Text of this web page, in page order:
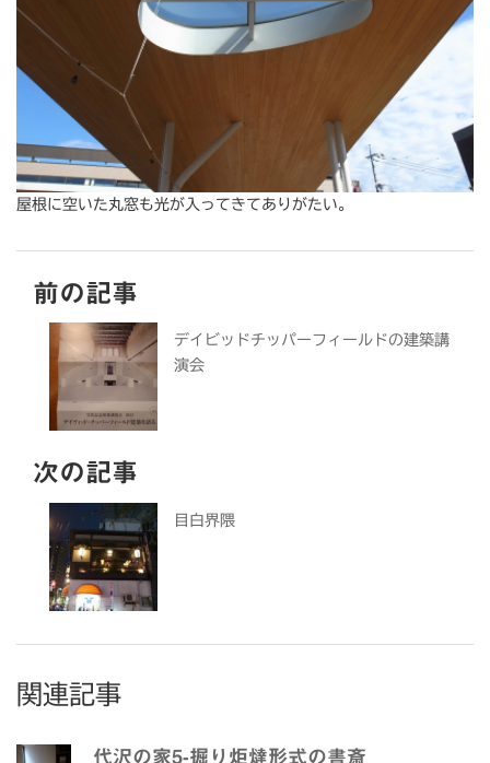
屋根に空いた丸窓も光が入ってきてありがたい。
前の記事
デイビッドチッパーフィールドの建築講
演会
次の記事
目白界隈
関連記事
代沢の家5-掘り炬燵形式の書斎